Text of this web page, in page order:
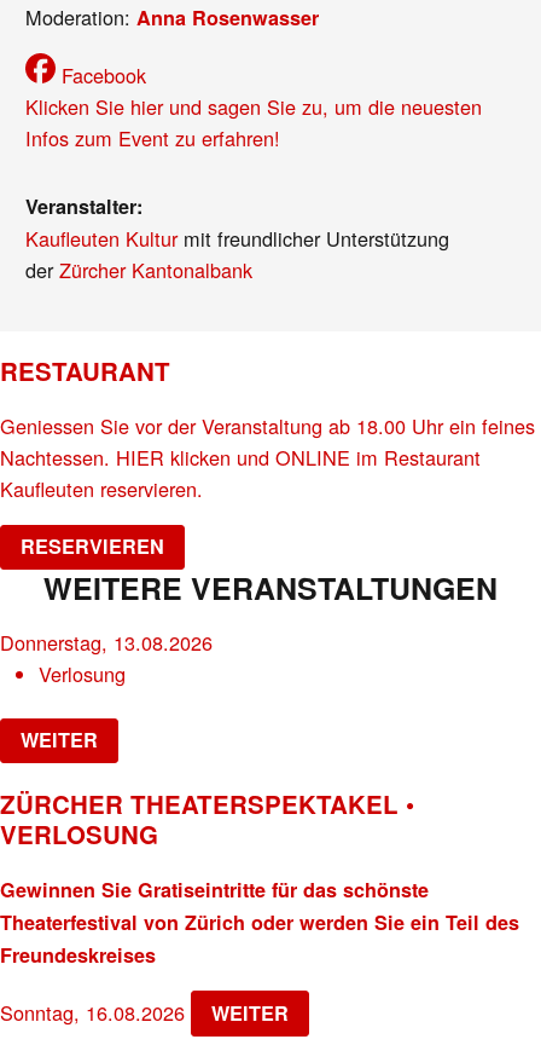
Moderation: Anna Rosenwasser
Facebook
Klicken Sie hier und sagen Sie zu, um die neuesten
Infos zum Event zu erfahren!
Veranstalter:
Kaufleuten Kulturmit freundlicher Unterstützung
derZürcher Kantonalbank
RESTAURANT
Geniessen Sie vor der Veranstaltung ab 18.00 Uhr ein feines
Nachtessen. HIER klicken und ONLINE im Restaurant
Kaufleuten reservieren.
RESERVIEREN
WEITERE VERANSTALTUNGEN
Donnerstag, 13.08.2026
Verlosung
WEITER
ZÜRCHER THEATERSPEKTAKEL •
VERLOSUNG
Gewinnen Sie Gratiseintritte für das schönste
Theaterfestival von Zürich oder werden Sie ein Teil des
Freundeskreises
Sonntag, 16.08.2026 WEITER